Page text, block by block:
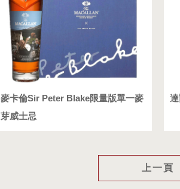
麥卡倫Sir Peter Blake限量版單一麥
芽威士忌
上一頁